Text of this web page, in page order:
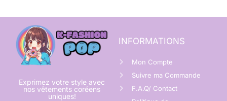
Exprimez votre style avec
nos vêtements coréens
uniques!
INFORMATIONS
Mon Compte
Suivre ma Commande
F.A.Q/ Contact